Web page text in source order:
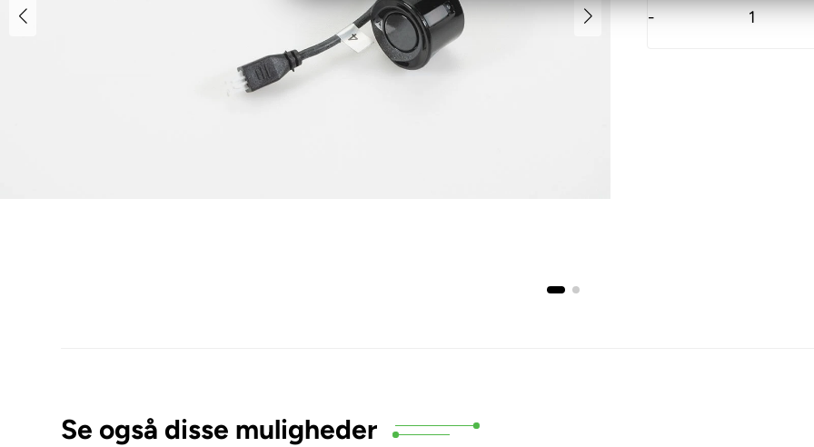
-
Se også disse muligheder